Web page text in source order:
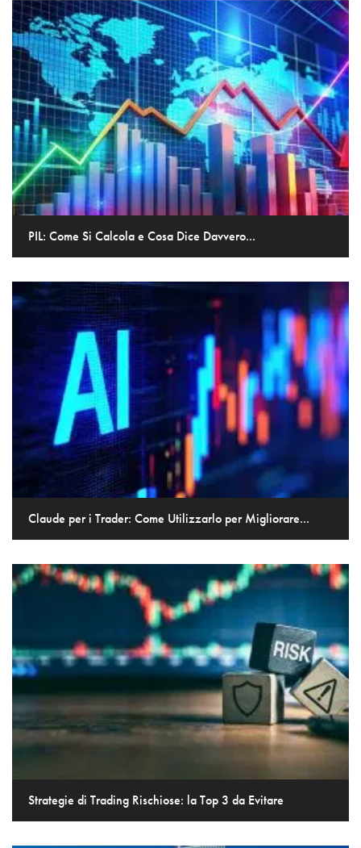
PIL: Come Si Calcola e Cosa Dice Davvero...
Claude per i Trader: Come Utilizzarlo per Migliorare...
Strategie di Trading Rischiose: la Top 3 da Evitare